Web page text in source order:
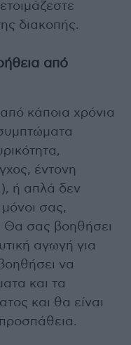
διακοπής.
από
κάποια χρόνια
έντονη
ή απλά δεν
σας,
Θα σας βοηθήσει
αγωγή για
να
και τα
και θα είναι